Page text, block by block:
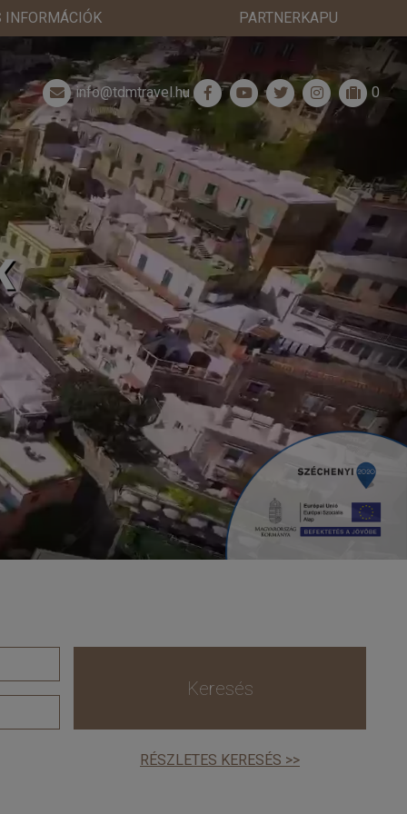
INFORMÁCIÓK PARTNERKAPU
info@tdmtravel.hu 0
Keresés
RÉSZLETES KERESÉS >>